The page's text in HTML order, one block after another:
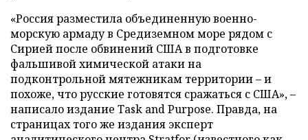
«Россия разместила объединенную военно-
морскую армаду в Средиземном море рядом с
Сирией после обвинений США в подготовке
фальшивой химической атаки на
подконтрольной мятежникам территории – и
похоже, что русские готовятся сражаться с США», –
написало издание Task and Purpose. Правда, на
страницах того же издания эксперт